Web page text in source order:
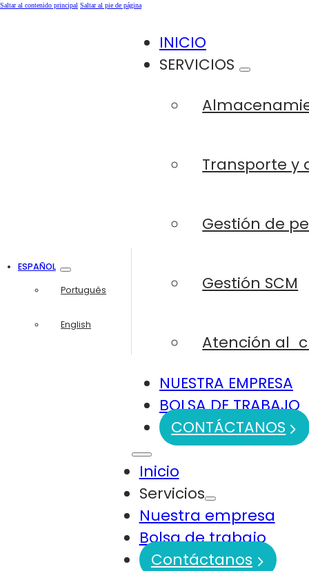
Saltar al contenido principal Saltar al pie de página
INICIO
SERVICIOS
Transporte y
Gestión de
Gestión SCM
Atención al
NUESTRA EMPRESA
BOLSA DE TRABAJO
CONTÁCTANOS
Inicio
Servicios
Nuestra empresa
Bolsa de trabajo
Contáctanos
ESPAÑOL
Português
English